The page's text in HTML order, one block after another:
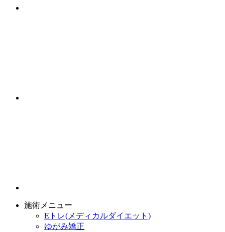
施術メニュー
Eトレ(メディカルダイエット)
ゆがみ矯正